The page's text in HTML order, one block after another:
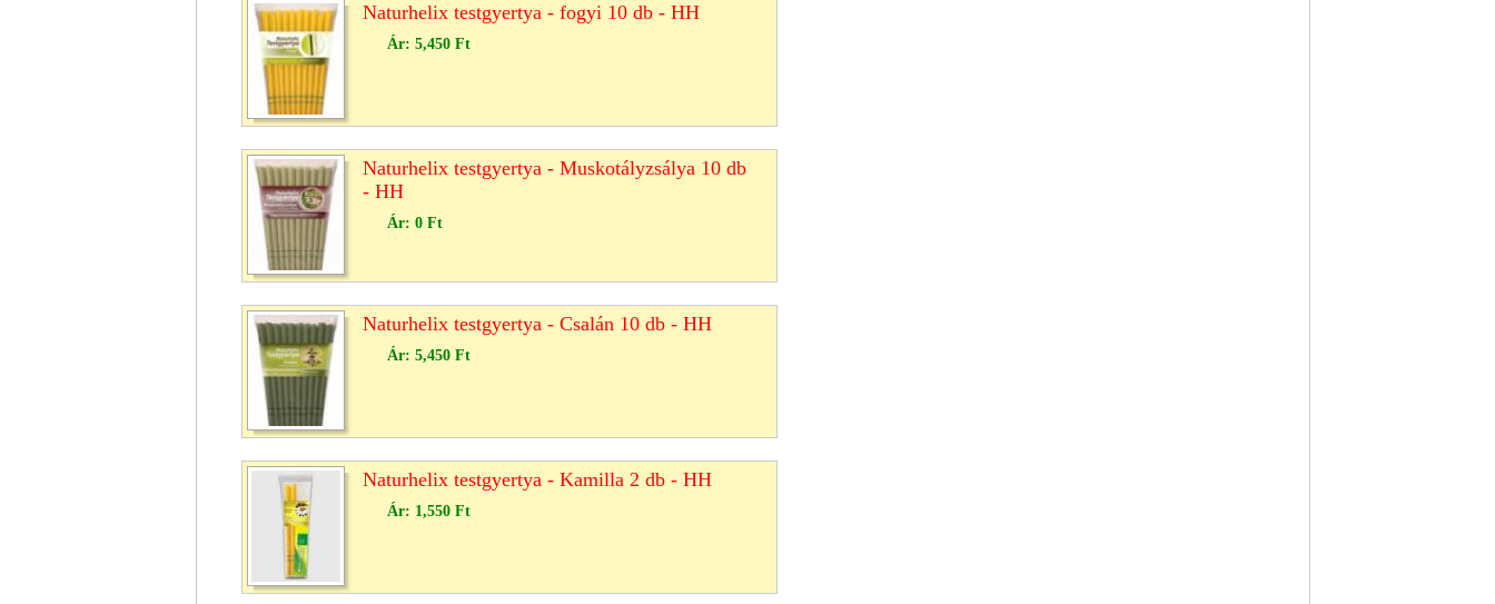
Naturhelix testgyertya - fogyi 10 db - HH
Ár: 5,450 Ft
Naturhelix testgyertya - Muskotályzsálya 10 db
- HH
Ár: 0 Ft
Naturhelix testgyertya - Csalán 10 db - HH
Ár: 5,450 Ft
Naturhelix testgyertya - Kamilla 2 db - HH
Ár: 1,550 Ft